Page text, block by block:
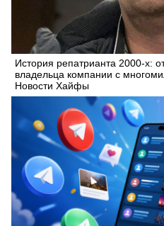
История репатрианта 2000-х:
владельца компании с
Новости Хайфы